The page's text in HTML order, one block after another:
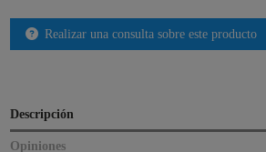
Realizar una consulta sobre este producto
Descripción
Opiniones